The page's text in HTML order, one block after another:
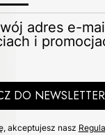
adres e-
i
DO
akceptujesz nasz